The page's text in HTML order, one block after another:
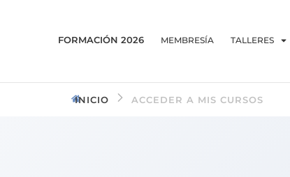
FORMACIÓN 2026 MEMBRESÍA TALLERES
INICIO ACCEDER A MIS CURSOS